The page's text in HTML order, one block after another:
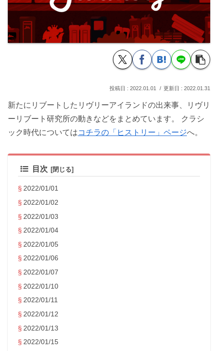
2022.01.01 2022.01.31
新たにリブートしたリヴリーアイランドの出来事、リヴリ
ーリブート研究所の動きなどをまとめています。 クラシ
ック時代についてはコチラの「ヒストリー」ページへ。
目次
2022/01/01
2022/01/02
2022/01/03
2022/01/04
2022/01/05
2022/01/06
2022/01/07
2022/01/10
2022/01/11
2022/01/12
2022/01/13
2022/01/15